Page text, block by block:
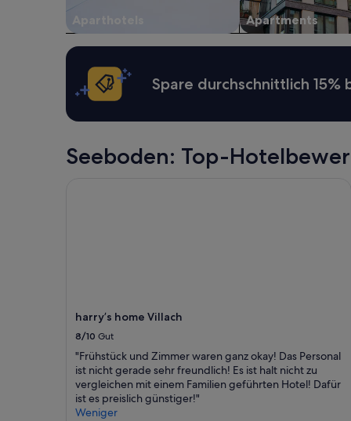
ändern.
Es
können
Bedingungen
gelten.
Aparthotels Apartments
Spare durchschnittlich
Seeboden: Top-
harry’s home Villach
8/10 Gut
"Frühstück und Zimmer waren ganz okay! Das Personal
ist nicht gerade sehr freundlich! Es ist halt nicht zu
vergleichen mit einem Familien geführten Hotel! Dafür
ist es preislich günstiger!"
Weniger